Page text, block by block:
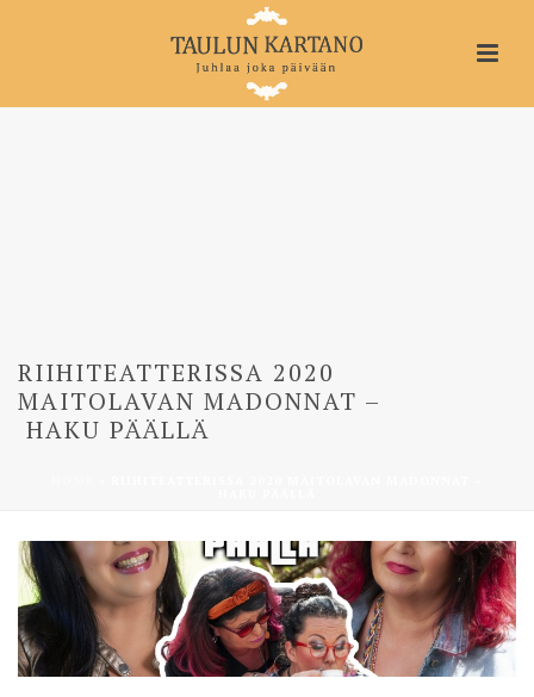
RIIHITEATTERISSA 2020
MAITOLAVAN MADONNAT –
HAKU PÄÄLLÄ